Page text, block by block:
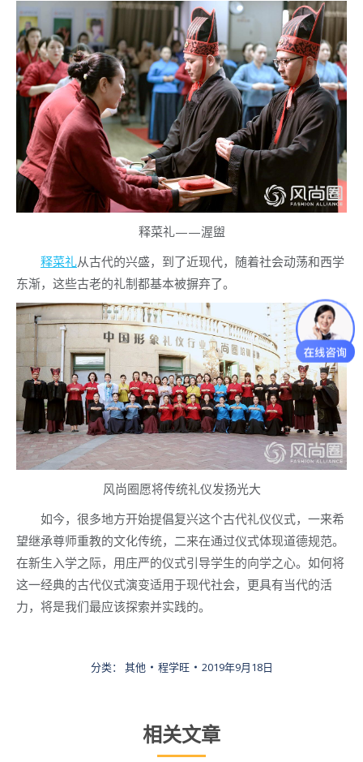
释菜礼——渥盥
释菜礼从古代的兴盛，到了近现代，随着社会动荡和西学
东渐，这些古老的礼制都基本被摒弃了。
风尚圈愿将传统礼仪发扬光大
如今，很多地方开始提倡复兴这个古代礼仪仪式，一来希
望继承尊师重教的文化传统，二来在通过仪式体现道德规范。
在新生入学之际，用庄严的仪式引导学生的向学之心。如何将
这一经典的古代仪式演变适用于现代社会，更具有当代的活
力，将是我们最应该探索并实践的。
分类： 其他 程学旺 2019年9月18日
相关文章